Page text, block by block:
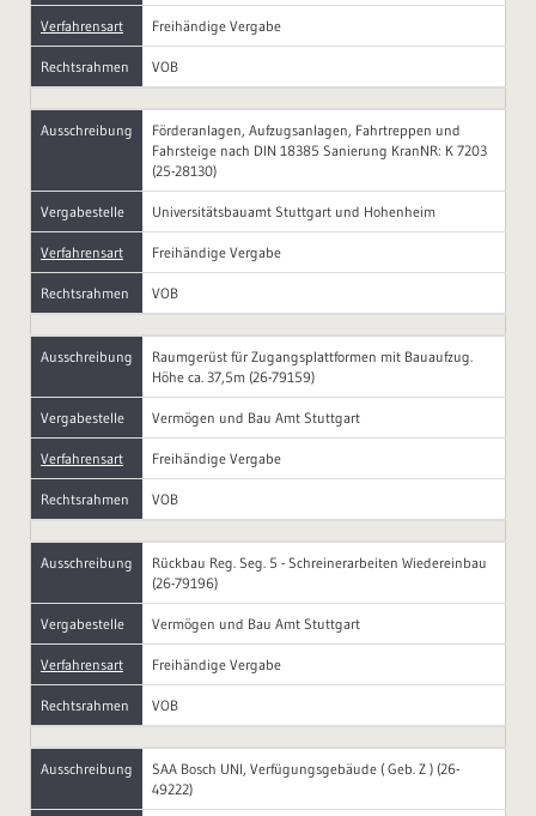
Verfahrensart Freihändige Vergabe
Rechtsrahmen VOB
Ausschreibung
Förderanlagen, Aufzugsanlagen, Fahrtreppen und
Fahrsteige nach DIN 18385 Sanierung KranNR: K 7203
(25-28130)
Vergabestelle Universitätsbauamt Stuttgart und Hohenheim
Verfahrensart Freihändige Vergabe
Rechtsrahmen VOB
Ausschreibung
Raumgerüst für Zugangsplattformen mit Bauaufzug.
Höhe ca. 37,5m (26-79159)
Vergabestelle Vermögen und Bau Amt Stuttgart
Verfahrensart Freihändige Vergabe
Rechtsrahmen VOB
Ausschreibung
Rückbau Reg. Seg. 5 - Schreinerarbeiten Wiedereinbau
(26-79196)
Vergabestelle Vermögen und Bau Amt Stuttgart
Verfahrensart Freihändige Vergabe
Rechtsrahmen VOB
Ausschreibung
SAA Bosch UNI, Verfügungsgebäude ( Geb. Z ) (26-
49222)